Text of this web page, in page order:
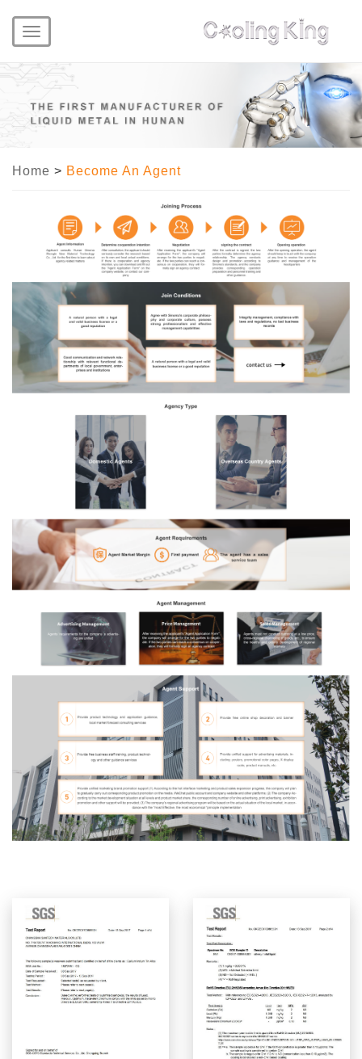
Toggle
navigation
Home > Become An Agent